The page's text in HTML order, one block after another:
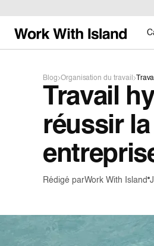
Blog Organisation du travail
Travail
réussir
Rédigé parWork With Island